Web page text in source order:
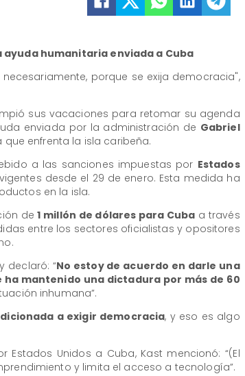
humanitaria enviada a Cuba
porque se exija democracia",
sus vacaciones para retomar su agenda
enviada por la administración de Gabriel
enfrenta la isla caribeña.
a las sanciones impuestas por Estados
desde el 29 de enero. Esta medida ha
en la isla.
de1 millón de dólares para Cuba a través
entre los sectores oficialistas y opositores
declaró: “No estoy de acuerdo en darle una
mantenido una dictadura por más de 60
inhumana”.
a exigir democracia, y eso es algo
Unidos a Cuba, Kast mencionó: “(El
y limita el acceso a tecnología”.